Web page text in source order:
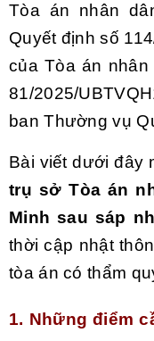
Tòa án nhân
Quyết định số
của Tòa án
81/2025/
ban Thường vụ
Bài viết dưới đây
trụ sở Tòa án
Minh sau sáp
thời cập nhật
tòa án có thẩm
1. Những điểm